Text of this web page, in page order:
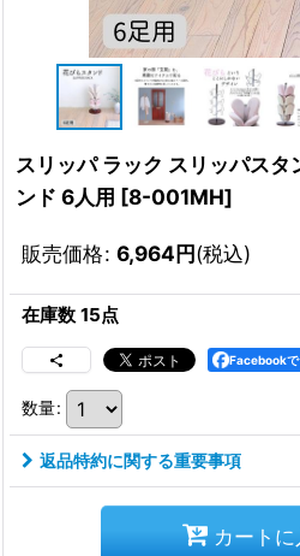
スリッパ ラック スリッパスタ
ンド 6人用 [8-001MH]
販売価格: 6,964円(税込)
在庫数 15点
Facebookで
数量:
返品特約に関する重要事項
カート